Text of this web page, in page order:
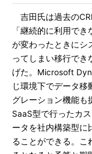
吉田氏は過去の
「継続的に利用で
が変わったときにシ
ってしまい移行でき
げた。Microsoft
じ環境下でデータ移
グレーション機能も
SaaS型で行ったカ
ータを社内構築型に
ることができる。こ